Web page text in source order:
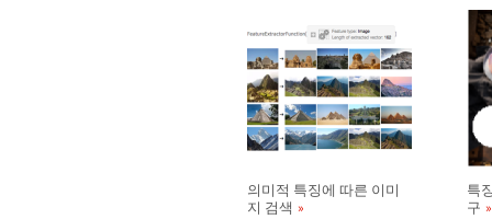
의미적 특징에 따른 이미
지 검색
특
구